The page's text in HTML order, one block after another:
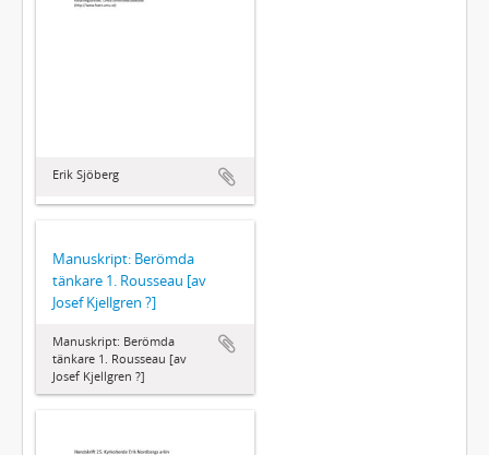
Erik Sjöberg
Manuskript: Berömda
tänkare 1. Rousseau [av
Josef Kjellgren ?]
Manuskript: Berömda
tänkare 1. Rousseau [av
Josef Kjellgren ?]